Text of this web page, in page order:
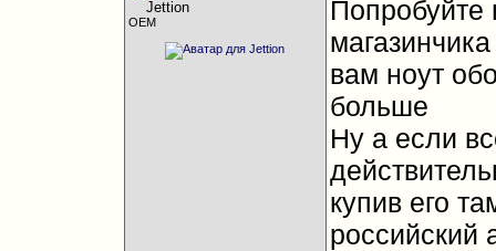
OEM
Попробуйте
вам ноут
больше
Ну а если
купив его
российский